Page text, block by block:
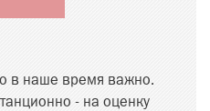
в наше время важно.
- на оценку